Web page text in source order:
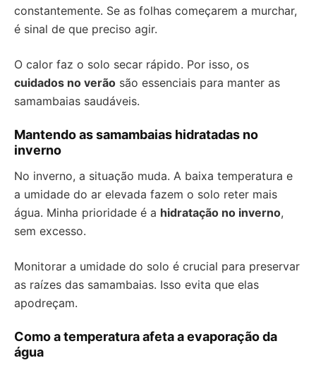
constantemente. Se as folhas começarem a murchar,
é sinal de que preciso agir.
O calor faz o solo secar rápido. Por isso, os
cuidados no verão são essenciais para manter as
samambaias saudáveis.
Mantendo as samambaias hidratadas no
inverno
No inverno, a situação muda. A baixa temperatura e
a umidade do ar elevada fazem o solo reter mais
água. Minha prioridade é a hidratação no inverno,
sem excesso.
Monitorar a umidade do solo é crucial para preservar
as raízes das samambaias. Isso evita que elas
apodreçam.
Como a temperatura afeta a evaporação da
água